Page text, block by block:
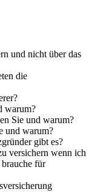
und nicht über das
die
warum?
Sie und warum?
und warum?
gibt es?
versichern wenn ich
für